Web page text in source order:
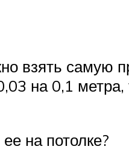
взять самую
на 0,1 метра,
на потолке?